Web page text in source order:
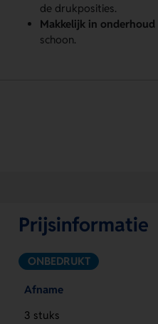
de drukposities.
Makkelijk in onderhoud
schoon.
Prijsinformatie
ONBEDRUKT
Afname
3 stuks